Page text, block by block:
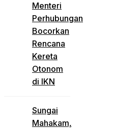
Menteri
Perhubungan
Bocorkan
Rencana
Kereta
Otonom
di IKN
Sungai
Mahakam,